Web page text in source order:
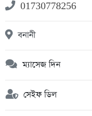
01730778256
বনানী
ম্যাসেজ দিন
সেইফ ডিল